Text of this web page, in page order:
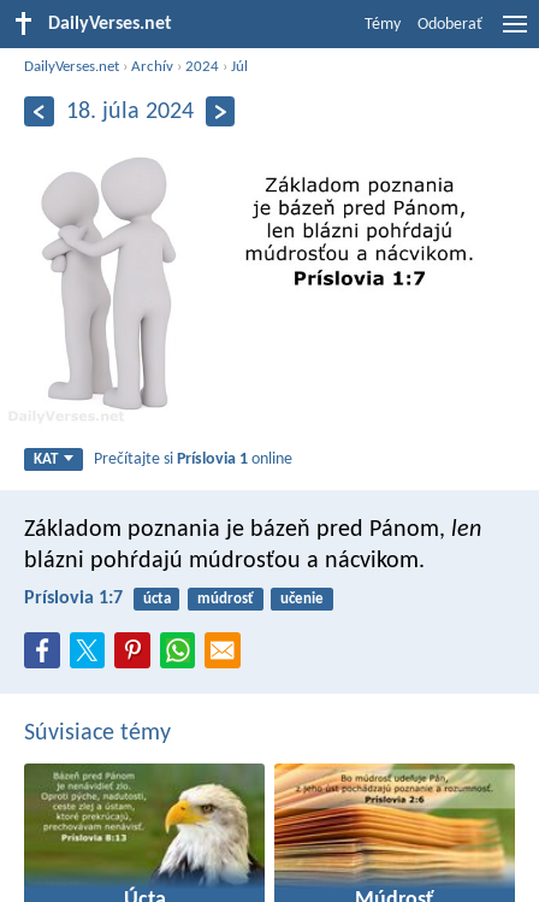
DailyVerses.net Témy Odoberať
DailyVerses.net ›Archív ›2024 ›Júl
18. júla 2024
KAT Prečítajte siPríslovia 1 online
Základom poznania je bázeň pred Pánom, len
blázni pohŕdajú múdrosťou a nácvikom.
Príslovia 1:7 úcta múdrosť učenie
Súvisiace témy